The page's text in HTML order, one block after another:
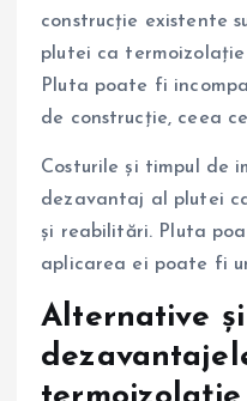
construcție existente
plutei ca
Pluta poate fi
de construcție, ceea
Costurile și timpul de
dezavantaj al plutei
și reabilitări. Pluta
aplicarea ei poate fi
Alternative